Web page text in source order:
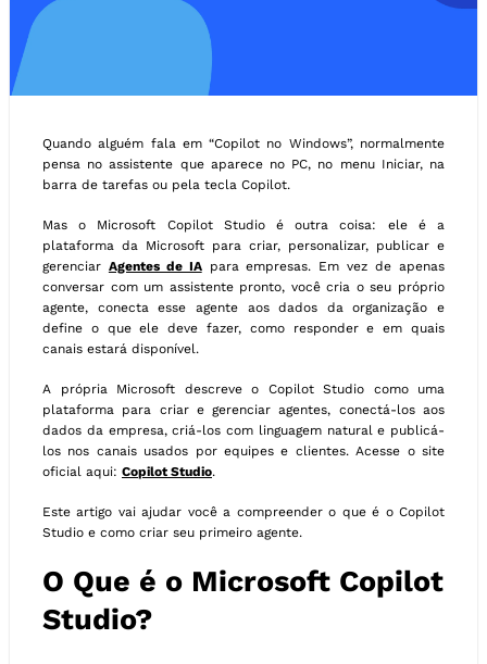
Quando alguém fala em “Copilot no Windows”, normalmente
pensa no assistente que aparece no PC, no menu Iniciar, na
barra de tarefas ou pela tecla Copilot.
Mas o Microsoft Copilot Studio é outra coisa: ele é a
plataforma da Microsoft para criar, personalizar, publicar e
gerenciar Agentes de IApara empresas. Em vez de apenas
conversar com um assistente pronto, você cria o seu próprio
agente, conecta esse agente aos dados da organização e
define o que ele deve fazer, como responder e em quais
canais estará disponível.
A própria Microsoft descreve o Copilot Studio como uma
plataforma para criar e gerenciar agentes, conectá-los aos
dados da empresa, criá-los com linguagem natural e publicá-
los nos canais usados por equipes e clientes. Acesse o site
oficial aqui: Copilot Studio.
Este artigo vai ajudar você a compreender o que é o Copilot
Studio e como criar seu primeiro agente.
O Que é o Microsoft Copilot
Studio?